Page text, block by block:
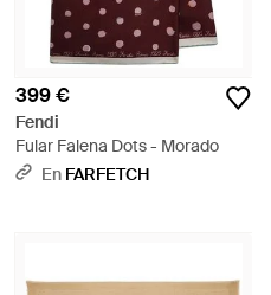
399 €
Fendi
Fular Falena Dots - Morado
En FARFETCH